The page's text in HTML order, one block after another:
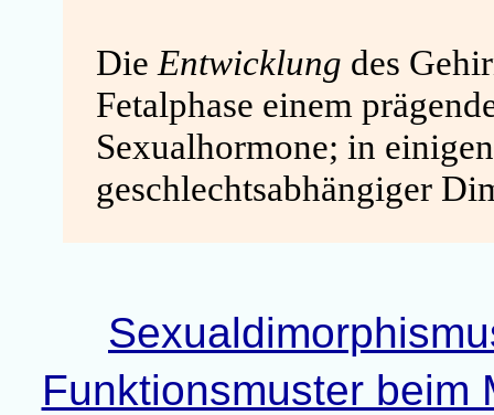
Die Entwicklung des
Fetalphase einem
Sexualhormone; in
geschlechtsabhängiger
Funktionsmuster beim